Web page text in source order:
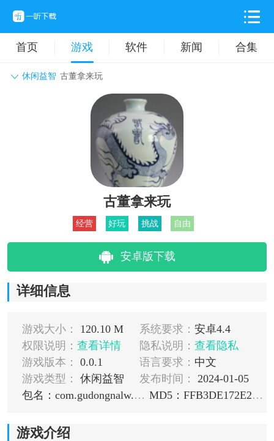
首页 游戏 软件 新闻 合集
休闲益智 古董拿来玩
动作格斗 休闲益智
卡牌对战 音乐舞蹈
挂机养成
古董拿来玩
经营 好玩 挑战 自由
安卓版下载
详细信息
游戏大小： 120.10 M 系统要求： 安卓4.4
权限说明： 查看详情 隐私说明： 查看隐私
游戏版本：
0.0.1 语言要求： 中文
游戏类型：
休闲益智 发布时间：
2024-01-05
包名：com.gudongnalw.android
MD5：FFB3DE172E284AE31017C4C31796D74B
游戏介绍